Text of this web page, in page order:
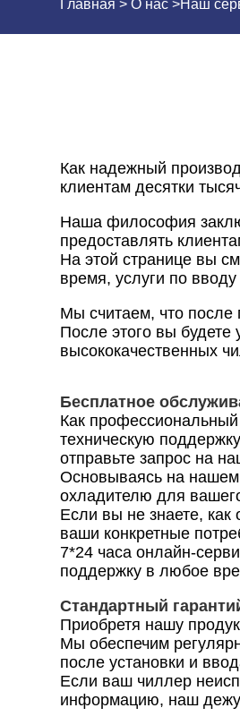
Главная > О нас >Наш
Как надежный
клиентам десятки
Наша философия
предоставлять
На этой странице вы
время, услуги по
Мы считаем, что после
После этого вы
высококачественных
Бесплатное
Как
техническую
отправьте запрос на
Основываясь на
охладителю для
Если вы не знаете,
ваши конкретные
7*24 часа онлайн-
поддержку в любое
Стандартный
Приобретя нашу
Мы обеспечим
после установки и
Если ваш чиллер
информацию, наш